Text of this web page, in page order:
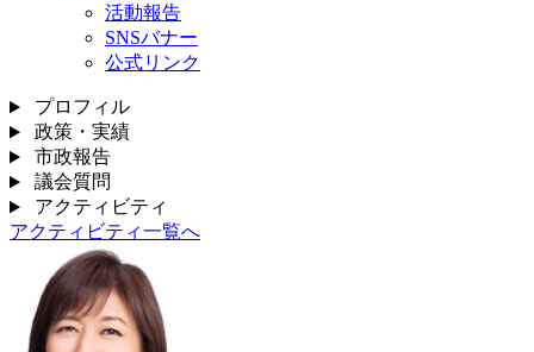
活動報告
SNSバナー
公式リンク
プロフィル
政策・実績
市政報告
議会質問
アクティビティ
アクティビティ一覧へ